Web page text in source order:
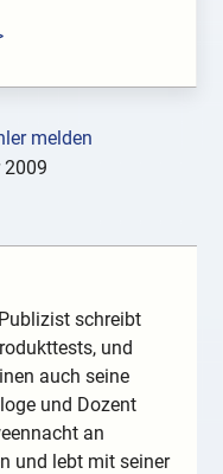
melden
2009
schreibt
und
auch seine
und Dozent
an
und lebt mit seiner